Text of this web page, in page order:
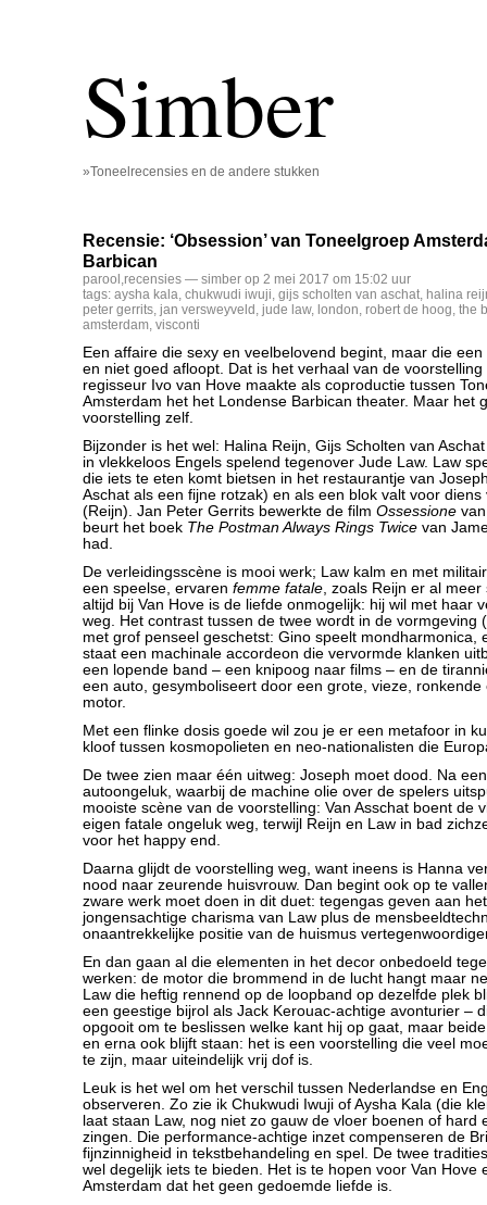
Simber
»Toneelrecensies en de andere stukken
Recensie: ‘Obsession’ van Toneelgroep
Barbican
parool ,recensies — simber op 2 mei 2017 om 15:02 uur
tags: aysha kala, chukwudi iwuji, gijs scholten van aschat, halina
peter gerrits, jan versweyveld , jude law, london, robert de hoog, the
amsterdam, visconti
Een affaire die sexy en veelbelovend begint, maar die
en niet goed afloopt. Dat is het verhaal van de voorstelling
regisseur Ivo van Hove maakte als coproductie tussen
Amsterdam het het Londense Barbican theater. Maar het
voorstelling zelf.
Bijzonder is het wel: Halina Reijn, Gijs Scholten van
in vlekkeloos Engels spelend tegenover Jude Law. Law
die iets te eten komt bietsen in het restaurantje van
Aschat als een fijne rotzak) en als een blok valt voor diens
(Reijn). Jan Peter Gerrits bewerkte de film Ossessione
beurt het boek The Postman Always Rings Twice van
had.
De verleidingsscène is mooi werk; Law kalm en met
een speelse, ervaren femme fatale, zoals Reijn er al
altijd bij Van Hove is de liefde onmogelijk: hij wil met haar
weg. Het contrast tussen de twee wordt in de vormgeving
met grof penseel geschetst: Gino speelt mondharmonica,
staat een machinale accordeon die vervormde klanken
een lopende band – een knipoog naar films – en de
een auto, gesymboliseert door een grote, vieze, ronkende
motor.
Met een flinke dosis goede wil zou je er een metafoor in
kloof tussen kosmopolieten en neo-nationalisten die
De twee zien maar één uitweg: Joseph moet dood. Na
autoongeluk, waarbij de machine olie over de spelers
mooiste scène van de voorstelling: Van Asschat boent de
eigen fatale ongeluk weg, terwijl Reijn en Law in bad
voor het happy end.
Daarna glijdt de voorstelling weg, want ineens is Hanna
nood naar zeurende huisvrouw. Dan begint ook op te
zware werk moet doen in dit duet: tegengas geven aan
jongensachtige charisma van Law plus de
onaantrekkelijke positie van de huismus
En dan gaan al die elementen in het decor onbedoeld
werken: de motor die brommend in de lucht hangt maar
Law die heftig rennend op de loopband op dezelfde plek
een geestige bijrol als Jack Kerouac-achtige avonturier –
opgooit om te beslissen welke kant hij op gaat, maar
en erna ook blijft staan: het is een voorstelling die veel
te zijn, maar uiteindelijk vrij dof is.
Leuk is het wel om het verschil tussen Nederlandse en
observeren. Zo zie ik Chukwudi Iwuji of Aysha Kala (die
laat staan Law, nog niet zo gauw de vloer boenen of hard
zingen. Die performance-achtige inzet compenseren de
fijnzinnigheid in tekstbehandeling en spel. De twee
wel degelijk iets te bieden. Het is te hopen voor Van Hove
Amsterdam dat het geen gedoemde liefde is.